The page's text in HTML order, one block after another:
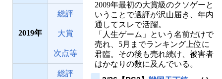
2019
総評
大賞
次点等
総評
2009年最初の大賞級のクソゲーと
いうことで選評が沢山届き、年内
通してスレで活躍。
「人生ゲーム」という名前だけで
売れ、5月までランキング上位に
君臨。その後も売れ続け、被害者
はかなりの数に及んでいる。